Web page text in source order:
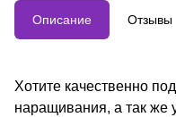
консистенцию, экономичный
смывания. Срок годности 2
после вскрытия – 6 месяцев.
Описание Отзывы
Хотите качественно
наращивания, а так же